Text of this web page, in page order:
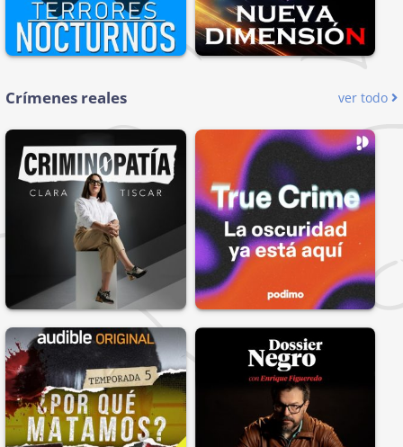
Crímenes reales ver todo